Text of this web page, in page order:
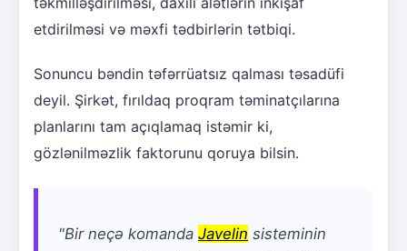
etdirilməsi və məxfi tədbirlərin tətbiqi.
Sonuncu bəndin təfərrüatsız qalması təsadüfi
deyil. Şirkət, fırıldaq proqram təminatçılarına
planlarını tam açıqlamaq istəmir ki,
gözlənilməzlik faktorunu qoruya bilsin.
"Bir neçə komanda Javelin sisteminin